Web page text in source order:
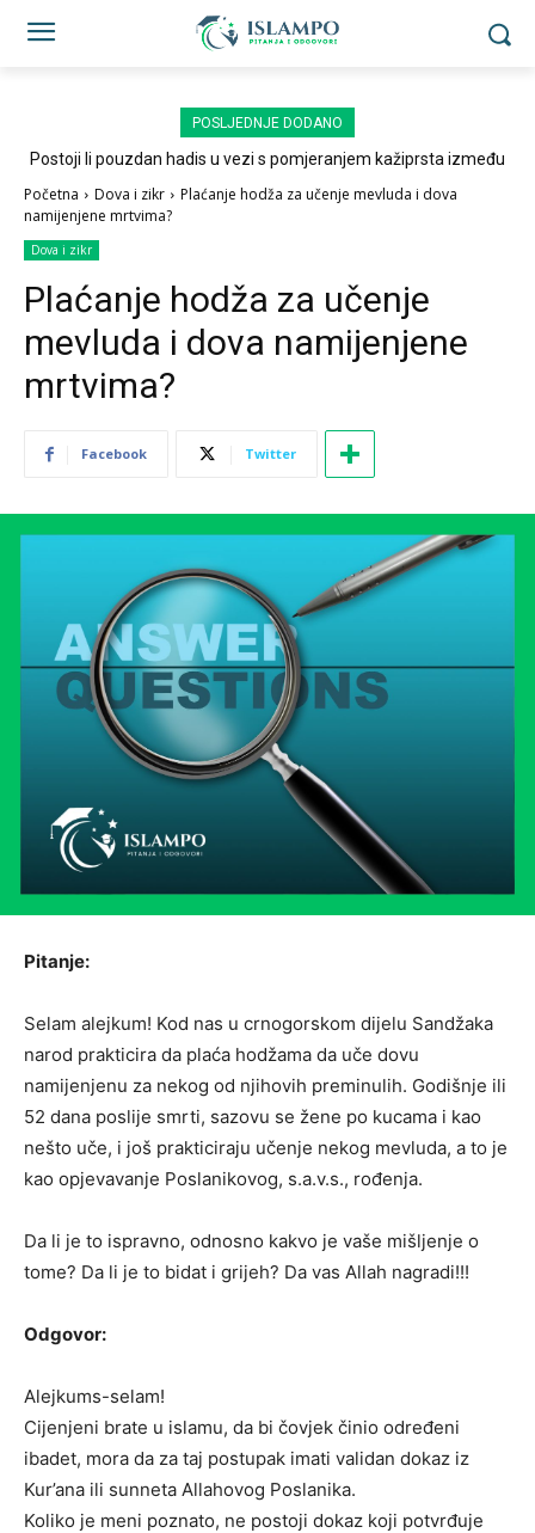
POSLJEDNJE DODANO
Postoji li pouzdan hadis u vezi s pomjeranjem kažiprsta između
Početna Dova i zikr
Plaćanje hodža za učenje mevluda i dova
namijenjene mrtvima?
Dova i zikr
Plaćanje hodža za učenje
mevluda i dova namijenjene
mrtvima?
Facebook Twitter
Pitanje:
Selam alejkum! Kod nas u crnogorskom dijelu Sandžaka
narod prakticira da plaća hodžama da uče dovu
namijenjenu za nekog od njihovih preminulih. Godišnje ili
52 dana poslije smrti, sazovu se žene po kucama i kao
nešto uče, i još prakticiraju učenje nekog mevluda, a to je
kao opjevavanje Poslanikovog, s.a.v.s., rođenja.
Da li je to ispravno, odnosno kakvo je vaše mišljenje o
tome? Da li je to bidat i grijeh? Da vas Allah nagradi!!!
Odgovor:
Alejkums-selam!
Cijenjeni brate u islamu, da bi čovjek činio određeni
ibadet, mora da za taj postupak imati validan dokaz iz
Kur’ana ili sunneta Allahovog Poslanika.
Koliko je meni poznato, ne postoji dokaz koji potvrđuje